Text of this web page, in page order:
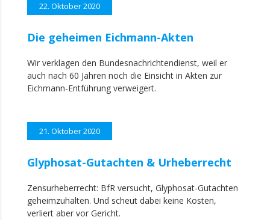
22. Oktober 2020
Die geheimen Eichmann-Akten
Wir verklagen den Bundesnachrichtendienst, weil er
auch nach 60 Jahren noch die Einsicht in Akten zur
Eichmann-Entführung verweigert.
21. Oktober 2020
Glyphosat-Gutachten & Urheberrecht
Zensurheberrecht: BfR versucht, Glyphosat-Gutachten
geheimzuhalten. Und scheut dabei keine Kosten,
verliert aber vor Gericht.